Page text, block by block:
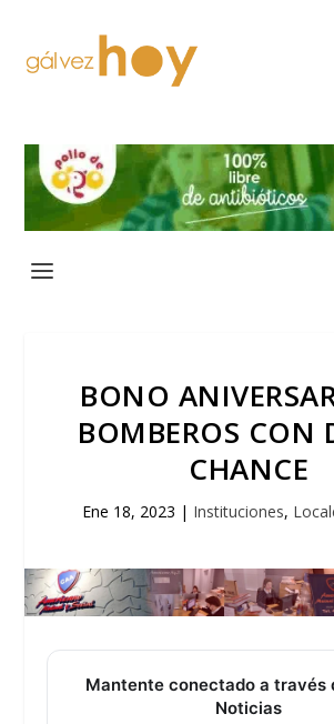
BONO
BOMBEROS CON
CHANCE
Ene 18, 2023 | Instituciones,
Mantente conectado a través
Noticias